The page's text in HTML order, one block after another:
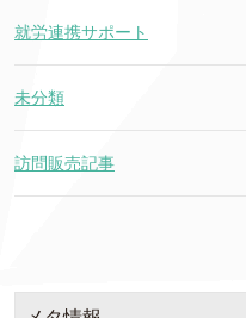
就労連携サポート
未分類
訪問販売記事